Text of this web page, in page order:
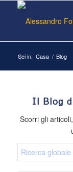
Sei in: Casa / Blog
Il Blog
Scorri gli